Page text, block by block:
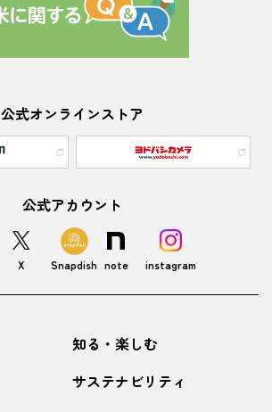
公式オンラインストア
公式アカウント
X Snapdish note instagram
知る・楽しむ
サステナビリティ